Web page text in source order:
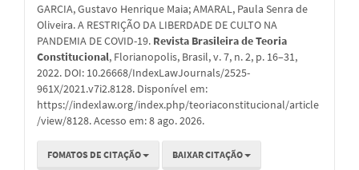
artigo
GARCIA, Gustavo Henrique Maia; AMARAL, Paula Senra de
Oliveira. A RESTRIÇÃO DA LIBERDADE DE CULTO NA
PANDEMIA DE COVID-19. Revista Brasileira de Teoria
Constitucional, Florianopolis, Brasil, v. 7, n. 2, p. 16–31,
2022. DOI: 10.26668/IndexLawJournals/2525-
961X/2021.v7i2.8128. Disponível em:
https://indexlaw.org/index.php/teoriaconstitucional/article
/view/8128. Acesso em: 8 ago. 2026.
FOMATOS DE CITAÇÃO BAIXAR CITAÇÃO